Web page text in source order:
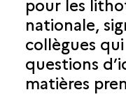
pour les
nationale,
collègues
questions
matières